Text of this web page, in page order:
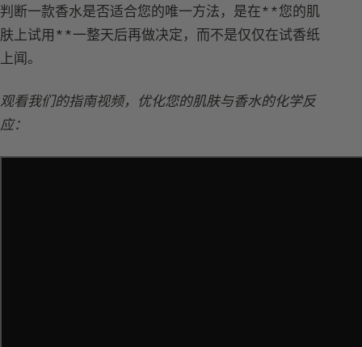
判断一款香水是否适合您的唯一方法，是在**您的肌
肤上试用**一整天后再做决定，而不是仅仅在试香纸
上闻。
观看我们的指南视频，优化您的肌肤与香水的化学反
应：